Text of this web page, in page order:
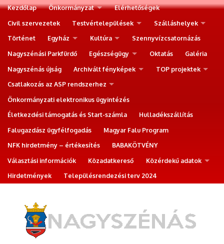
Kezdőlap Önkormányzat
Elérhetőségek
Civil szervezetek
Testvértelepülések
Szálláshelyek
Történet
Egyház Kultúra
Szennyvízcsatornázás
Nagyszénási Parkfürdő
Egészségügy Oktatás
Galéria
Nagyszénás újság
Archivált fényképek
TOP projektek
Csatlakozás az ASP rendszerhez
Önkormányzati elektronikus ügyintézés
Életkezdési támogatás és Start-számla
Hulladékszállítás
Falugazdász ügyfélfogadás
Magyar Falu Program
NFK hirdetmény – értékesítés
BABAKÖTVÉNY
Választási információk
Közadatkereső
Közérdekű adatok
Hirdetmények
Településrendezési terv 2024